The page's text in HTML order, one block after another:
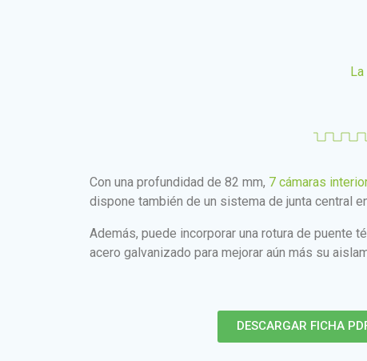
Con una profundidad de 82 mm, 7 cámaras
dispone también de un sistema de junta central
Además, puede incorporar una rotura de puente
acero galvanizado para mejorar aún más su
DESCARGAR FICHA